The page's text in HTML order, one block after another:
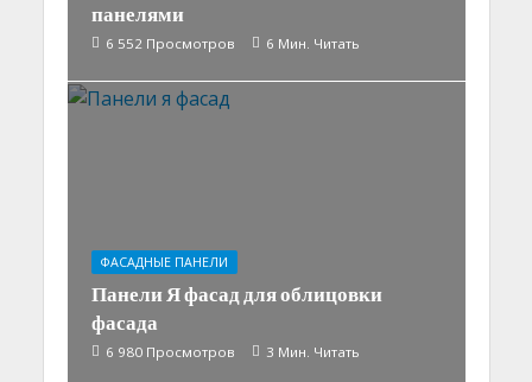
панелями
6 552 Просмотров 6 Мин. Читать
ФАСАДНЫЕ ПАНЕЛИ
Панели Я фасад для облицовки
фасада
6 980 Просмотров 3 Мин. Читать